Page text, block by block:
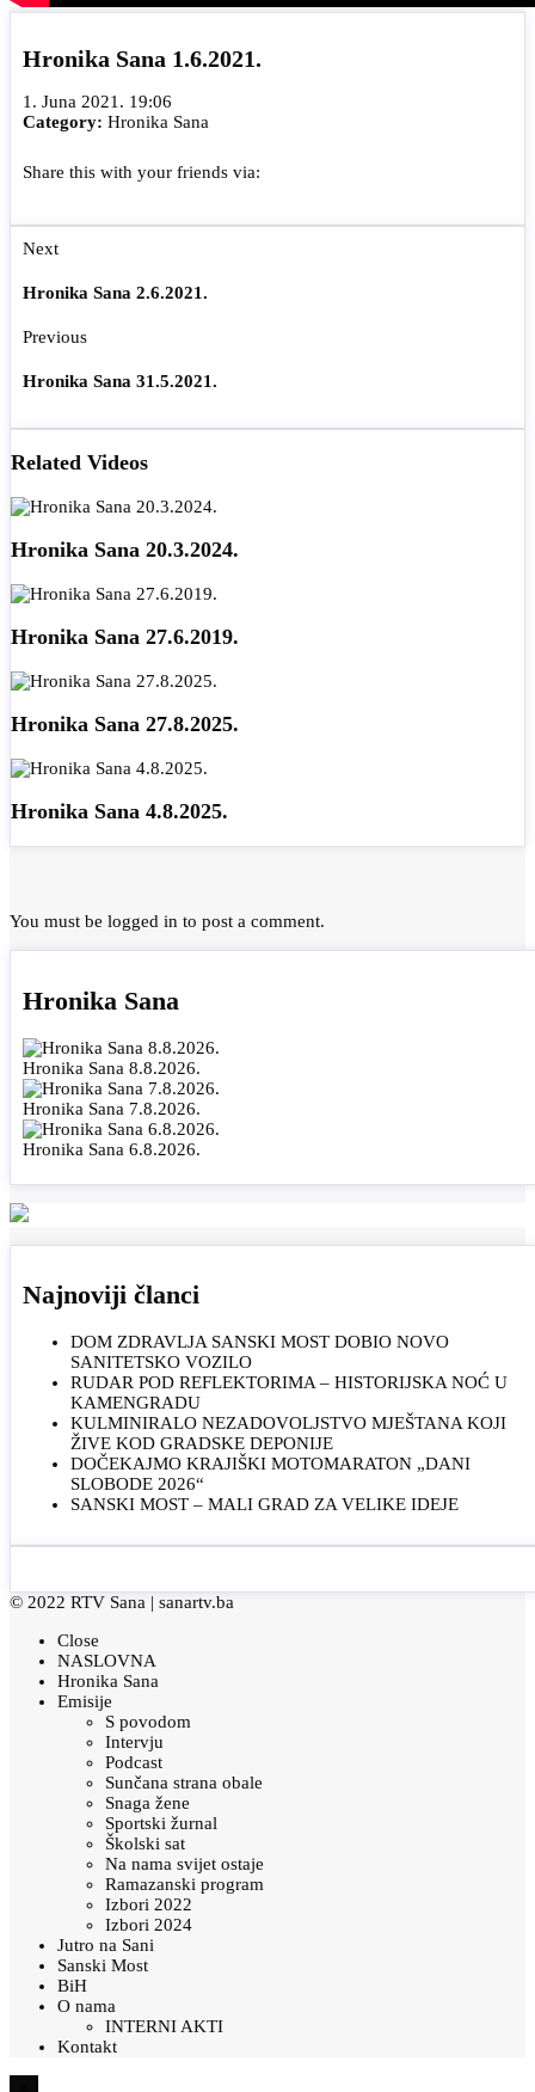
Hronika Sana 1.6.2021.
1. Juna 2021. 19:06
Category: Hronika Sana
Share this with your friends via:
Next
Hronika Sana 2.6.2021.
Previous
Hronika Sana 31.5.2021.
Related Videos
Hronika Sana 20.3.2024.
Hronika Sana 27.6.2019.
Hronika Sana 27.8.2025.
Hronika Sana 4.8.2025.
You must be logged in to post a comment.
Hronika Sana
Hronika Sana 8.8.2026.
Hronika Sana 7.8.2026.
Hronika Sana 6.8.2026.
Najnoviji članci
DOM ZDRAVLJA SANSKI MOST DOBIO NOVO
SANITETSKO VOZILO
RUDAR POD REFLEKTORIMA – HISTORIJSKA NOĆ U
KAMENGRADU
KULMINIRALO NEZADOVOLJSTVO MJEŠTANA KOJI
ŽIVE KOD GRADSKE DEPONIJE
DOČEKAJMO KRAJIŠKI MOTOMARATON „DANI
SLOBODE 2026“
SANSKI MOST – MALI GRAD ZA VELIKE IDEJE
© 2022 RTV Sana | sanartv.ba
Close
NASLOVNA
Hronika Sana
Emisije
S povodom
Intervju
Podcast
Sunčana strana obale
Snaga žene
Sportski žurnal
Školski sat
Na nama svijet ostaje
Ramazanski program
Izbori 2022
Izbori 2024
Jutro na Sani
Sanski Most
BiH
O nama
INTERNI AKTI
Kontakt